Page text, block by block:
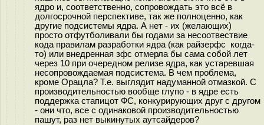
ядро и, соответственно, сопровождать это всё в
долгосрочной перспективе, так же полноценно, как
другие подсистемы ядра. А нет - их (желающих)
просто отфутболивали бы годами за несоотвествие
кода правилам разработки ядра (как райзерфс когда-
то) или внедренная зфс отмерла бы сама собой лет
через 10 при очередном релизе ядра, как устаревшая
несопровождаемая подсистема. В чем проблема,
кроме Орацла? Т.е. выглядит надуманной отмазкой. С
производительностью вообще глупо - в ядре есть
поддержка стапицот ФС, конкурирующих друг с другом
- они что, все с одинаковой производительностью
пашут, раз нет выкинутых аутсайдеров?